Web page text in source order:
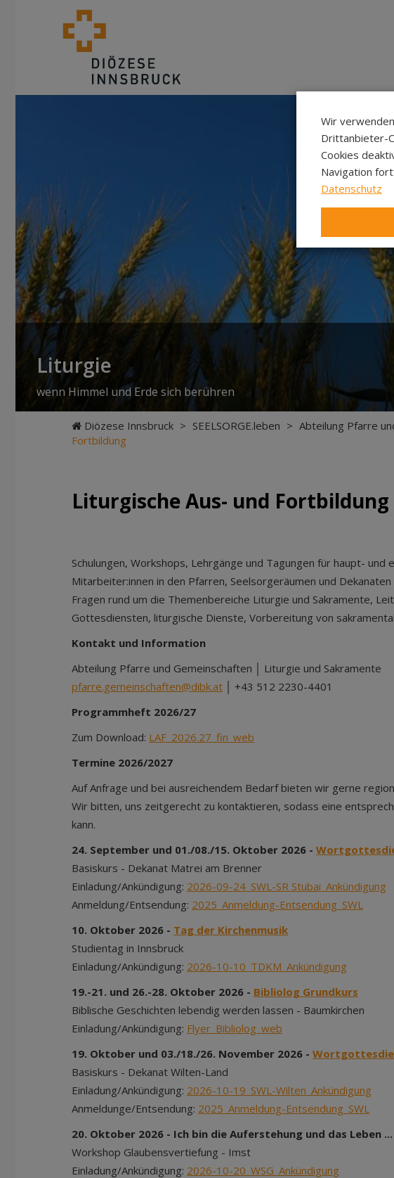
Liturgie
wenn Himmel und Erde sich berühren
Diözese Innsbruck > SEELSORGE.leben > Abteilung Pfarre
Fortbildung
Liturgische Aus- und Fortbildung
Schulungen, Workshops, Lehrgänge und Tagungen für haupt- und
Mitarbeiter:innen in den Pfarren, Seelsorgeräumen und
Fragen rund um die Themenbereiche Liturgie und Sakramente,
Gottesdiensten, liturgische Dienste, Vorbereitung von
Kontakt und Information
Abteilung Pfarre und Gemeinschaften │ Liturgie und Sakramente
pfarre.gemeinschaften@dibk.at │ +43 512 2230-4401
Programmheft 2026/27
Zum Download: LAF_2026.27_fin_web
Termine 2026/2027
Auf Anfrage und bei ausreichendem Bedarf bieten wir gerne
Wir bitten, uns zeitgerecht zu kontaktieren, sodass eine
kann.
24. September und 01./08./15. Oktober 2026 -
Basiskurs - Dekanat Matrei am Brenner
Einladung/Ankündigung: 2026-09-24_SWL-SR Stubai_Ankündigung
Anmeldung/Entsendung: 2025_Anmeldung-Entsendung_SWL
10. Oktober 2026 - Tag der Kirchenmusik
Studientag in Innsbruck
Einladung/Ankündigung: 2026-10-10_TDKM_Ankündigung
19.-21. und 26.-28. Oktober 2026 - Bibliolog Grundkurs
Biblische Geschichten lebendig werden lassen - Baumkirchen
Einladung/Ankündigung: Flyer_Bibliolog_web
19. Oktober und 03./18./26. November 2026 -
Basiskurs - Dekanat Wilten-Land
Einladung/Ankündigung: 2026-10-19_SWL-Wilten_Ankündigung
Anmeldunge/Entsendung: 2025_Anmeldung-Entsendung_SWL
20. Oktober 2026 - Ich bin die Auferstehung und das Leben
Workshop Glaubensvertiefung - Imst
Einladung/Ankündigung: 2026-10-20_WSG_Ankündigung
Wir
Drittanbieter-
Cookies
Navigation
Datenschutz